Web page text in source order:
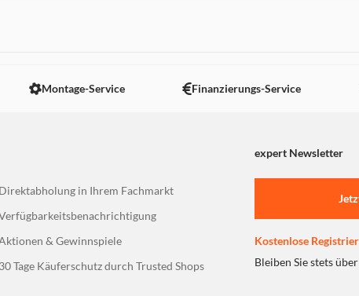
mit Eis.
die Befestigung im
Montage-Service Finanzierungs-Service
expert Newsletter
Direktabholung in Ihrem Fachmarkt
& Gewinnspiele
30 Tage Käuferschutz durch Trusted Shops
Kostenlose
Bleiben Sie stets